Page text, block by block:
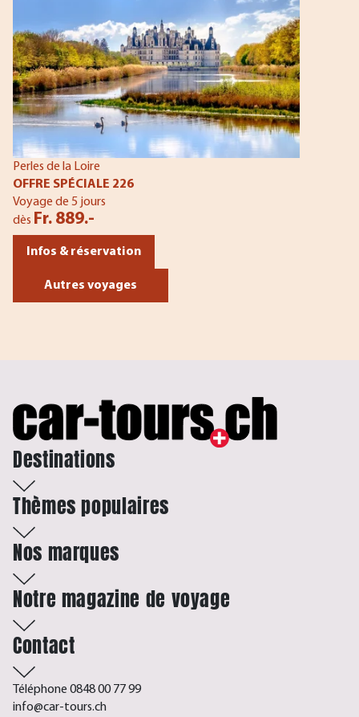
Perles de la Loire
OFFRE SPÉCIALE 226
Voyage de 5 jours
dès Fr. 889.-
Infos & réservation
Autres voyages
Destinations
Thèmes populaires
Nos marques
Notre magazine de voyage
Contact
Téléphone 0848 00 77 99
info@car-tours.ch